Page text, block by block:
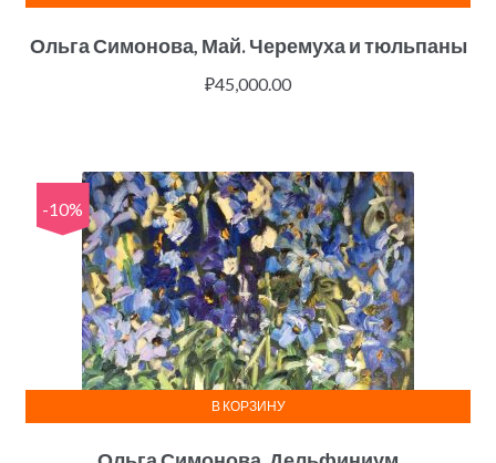
Ольга Симонова, Май. Черемуха и тюльпаны
₽45,000.00
-10%
В КОРЗИНУ